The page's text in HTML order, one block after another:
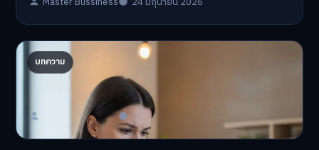
บทความ
ปรับพอร์ตรับ ‘เงินดิจิทัล 2.0’ จัดสรรงบอย่างไรไม่
ให้พัง
'เงินดิจิทัล 2.0' มาแล…
Master Bussiness 23 มิถุนายน 2026